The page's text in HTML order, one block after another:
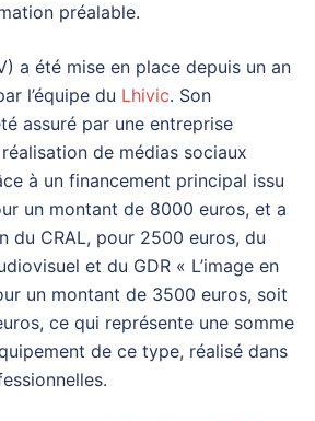
préalable.
a été mise en place depuis un an
l’équipe du Lhivic. Son
assuré par une entreprise
de médias sociaux
à un financement principal issu
un montant de 8000 euros, et a
du CRAL, pour 2500 euros, du
et du GDR « L’image en
un montant de 3500 euros, soit
ce qui représente une somme
de ce type, réalisé dans